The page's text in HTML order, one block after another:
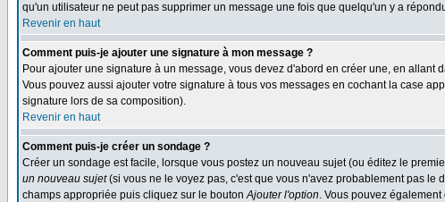
qu'un utilisateur ne peut pas supprimer un message une fois que quelqu'un y a
Revenir en haut
Comment puis-je ajouter une signature à mon message ?
Pour ajouter une signature à un message, vous devez d'abord en créer une, en
Vous pouvez aussi ajouter votre signature à tous vos messages en cochant la case
signature lors de sa composition).
Revenir en haut
Comment puis-je créer un sondage ?
Créer un sondage est facile, lorsque vous postez un nouveau sujet (ou éditez le
un nouveau sujet(si vous ne le voyez pas, c'est que vous n'avez probablement pas le
champs appropriée puis cliquez sur le boutonAjouter l'option. Vous pouvez